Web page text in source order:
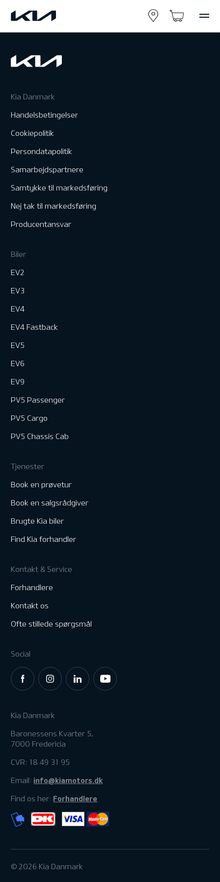
Kia Danmark
Handelsbetingelser
Cookiepolitik
Persondatapolitik
Samarbejdspartnere
Samtykke til markedsføring
Nej tak til markedsføring
Producentansvar
Biler
EV2
EV3
EV4
EV4 Fastback
EV5
EV6
EV9
PV5 Passenger
PV5 Cargo
PV5 Chassis Cab
Tjenester
Book en prøvetur
Book en salgsrådgiver
Brugte Kia biler
Find Kia forhandler
Kontakt & Service
Forhandlere
Kontakt os
Ofte stillede spørgsmål
Social
Kia Danmark
Baronessens Kvarter 5,
7000 Fredericia
CVR: 18 49 31 95
Email: info@kiamotors.dk
Find os her: Forhandlere
© 2026 Kia Danmark